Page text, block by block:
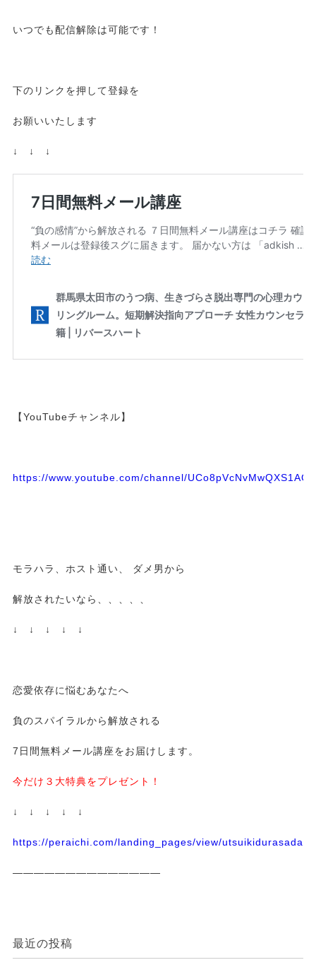
いつでも配信解除は可能です！
下のリンクを押して登録を
お願いいたします
↓ ↓ ↓
【YouTubeチャンネル】
https://www.youtube.com/channel/
モラハラ、ホスト通い、 ダメ男から
解放されたいなら、、、、、
↓ ↓ ↓ ↓ ↓
恋愛依存に悩むあなたへ
負のスパイラルから解放される
7日間無料メール講座をお届けします。
今だけ３大特典をプレゼント！
↓ ↓ ↓ ↓ ↓
https://peraichi.com/landing_pages/view/
——————————————
最近の投稿